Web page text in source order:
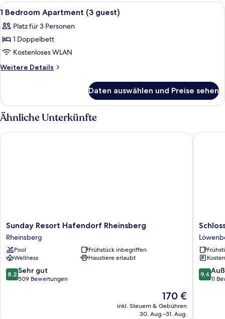
Alle
Fotos
für
1
Bedroom
Apartment
anzeigen
Ein Hotelzimmer mit einem großen
4
1 Bedroom Apartment (3 guest)
Platz für 3 Personen
1 Doppelbett
Kostenloses WLAN
Weitere Details
Weitere
Bedroom
Apartment
(3
Daten auswählen und Preise sehen
Ähnliche Unterkünfte
Sunday
Resort
Hafendorf
Rheinsberg
Rheinsberg
Sunday Resort Hafendorf Rheinsberg
Rheinsberg
Pool
Frühstück inbegriffen
Wellness
Haustiere erlaubt
8.2
von
8,2 Sehr gut
509 Bewertungen
Der
Preis
beträgt
170 €
inkl. Steuern & Gebühren
30. Aug.–31. Aug.
Sunday Resort Hafendorf Rheinsberg
Schloss
&
Gut
Land
9.4
von
9,4
11
Schloss